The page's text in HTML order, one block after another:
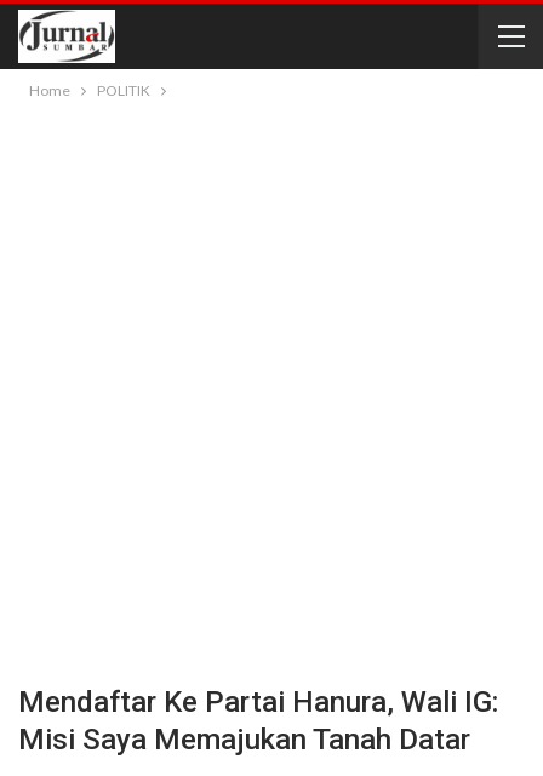
Home POLITIK
Mendaftar Ke Partai Hanura, Wali IG:
Misi Saya Memajukan Tanah Datar